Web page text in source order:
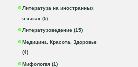
Литература на иностранных
языках (5)
Литературоведение (15)
Медицина. Красота. Здоровье
(4)
Мифология (1)